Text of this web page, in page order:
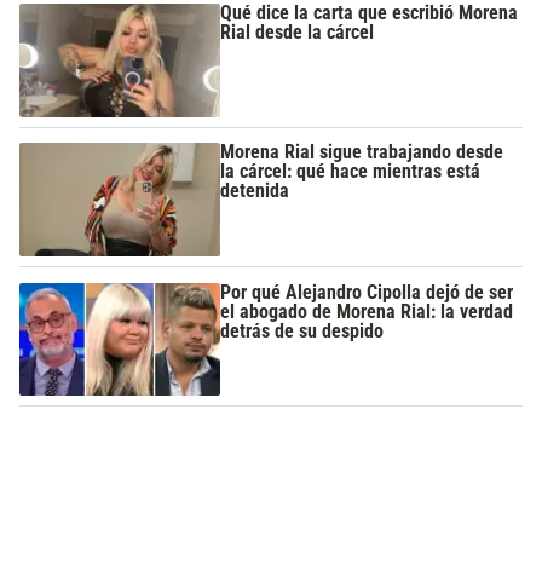
Qué dice la carta que escribió Morena
Rial desde la cárcel
Morena Rial sigue trabajando desde
la cárcel: qué hace mientras está
detenida
Por qué Alejandro Cipolla dejó de ser
el abogado de Morena Rial: la verdad
detrás de su despido